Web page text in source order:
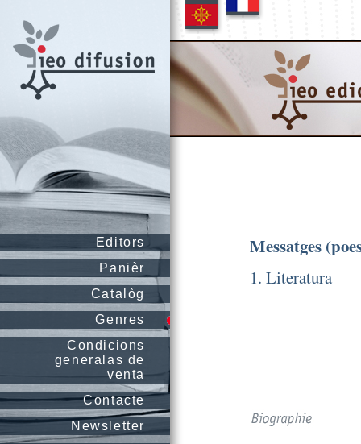
Editors
Panièr
Catalòg
Genres
Condicions
generalas de
venta
Contacte
Newsletter
Messatges
1. Literatura